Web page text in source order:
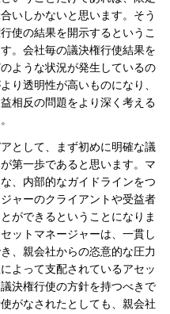
いしかないと思います。そう
使の結果を開示するというこ
。会社毎の議決権行使結果を
ような状況が発生しているの
り透明性が高いものになり、
相反の問題をより深く考える
として、まず初めに明確な議
第一歩であると思います。マ
、内部的なガイドラインをつ
ャーのクライアントや受益者
ができるということになりま
ットマネージャーは、一貫し
、親会社からの恣意的な圧力
よって支配されているアセッ
決権行使の方針を持つべきで
がなされたとしても、親会社